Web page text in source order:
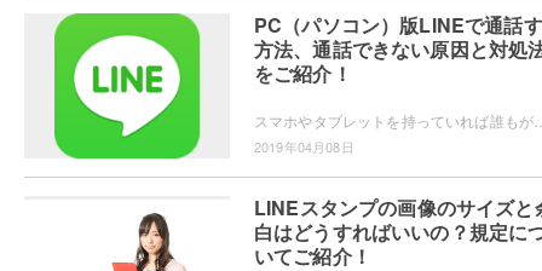
PC（パソコン）版LINEで通話
方法、通話できない原因と対処
をご紹介！
2019年04月08日
LINEスタンプの画像のサイズと
白はどうすればいいの？規定に
いてご紹介！